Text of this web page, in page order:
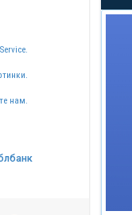
нам.